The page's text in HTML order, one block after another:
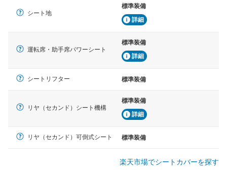
シート地
標準装備
詳細
運転席・助手席パワーシート
標準装備
詳細
シートリフター 標準装備
リヤ（セカンド）シート機構
標準装備
詳細
リヤ（セカンド）可倒式シート 標準装備
楽天市場でシートカバーを探す